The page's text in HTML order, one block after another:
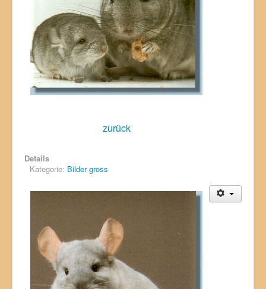
zurück
Details
Kategorie: Bilder gross